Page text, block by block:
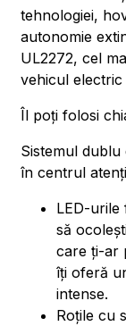
tehnologiei,
autonomie
UL2272, cel
vehicul electric
Îl poți folosi
Sistemul dublu
în centrul
LED-urile
să
care ți-ar
îți oferă
intense.
Roțile cu